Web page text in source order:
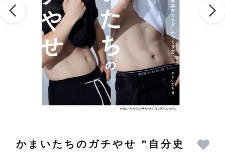
かまいたちのガチやせ "自分史